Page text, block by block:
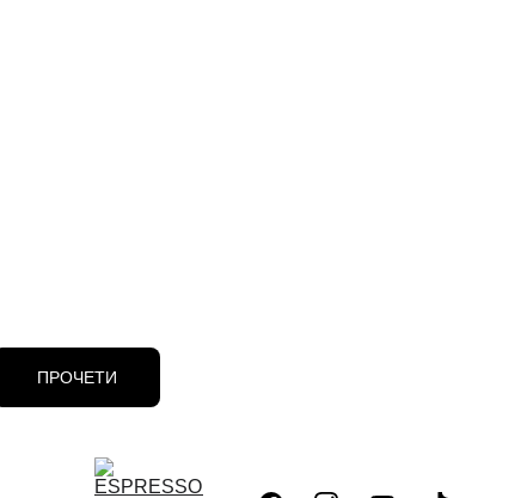
ПРОЧЕТИ